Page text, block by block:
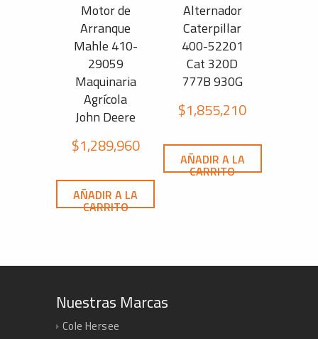
Motor de
Arranque
Mahle 410-
29059
Maquinaria
Agrícola
John Deere
$1,289,960
AÑADIR A LA
CARRITO
Alternador
Caterpillar
400-52201
Cat 320D
777B 930G
$1,855,210
AÑADIR A LA
CARRITO
Nuestras Marcas
Cole Hersee